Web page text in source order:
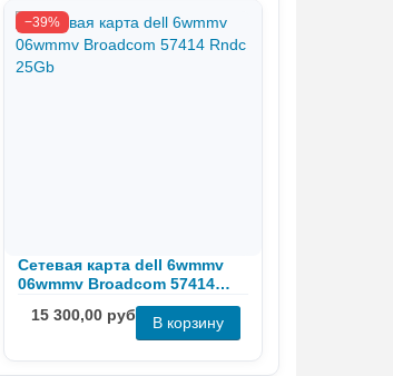
−39%
Сетевая карта dell 6wmmv
06wmmv Broadcom 57414
15 300,00 руб